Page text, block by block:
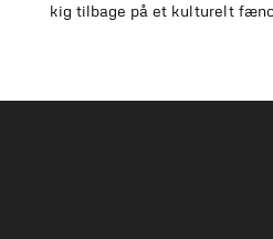
kig tilbage på et kulturelt